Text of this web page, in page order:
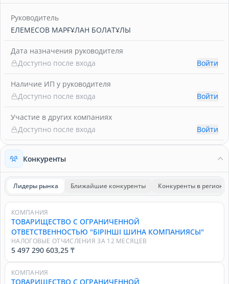
Руководитель
ЕЛЕМЕСОВ МАРҒҰЛАН БОЛАТҰЛЫ
Дата назначения руководителя
Доступно после входа
Войти
Наличие ИП у руководителя
Доступно после входа
Войти
Участие в других компаниях
Доступно после входа
Войти
Конкуренты
Лидеры рынка Ближайшие конкуренты Конкуренты в регионе
КОМПАНИЯ
ТОВАРИЩЕСТВО С ОГРАНИЧЕННОЙ
ОТВЕТСТВЕННОСТЬЮ "БІРІНШІ ШИНА КОМПАНИЯСЫ"
НАЛОГОВЫЕ ОТЧИСЛЕНИЯ ЗА 12 МЕСЯЦЕВ
5 497 290 603,25 ₸
КОМПАНИЯ
ТОВАРИЩЕСТВО С ОГРАНИЧЕННОЙ